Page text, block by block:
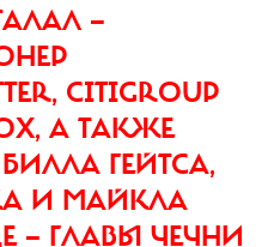
—
CITIGROUP
А ТАКЖЕ
ГЕЙТСА,
И МАЙКЛА
— ГЛАВЫ ЧЕЧНИ